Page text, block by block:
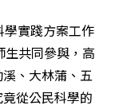
實踐方案工作
生共同參與，高
、大林蒲、五
從公民科學的